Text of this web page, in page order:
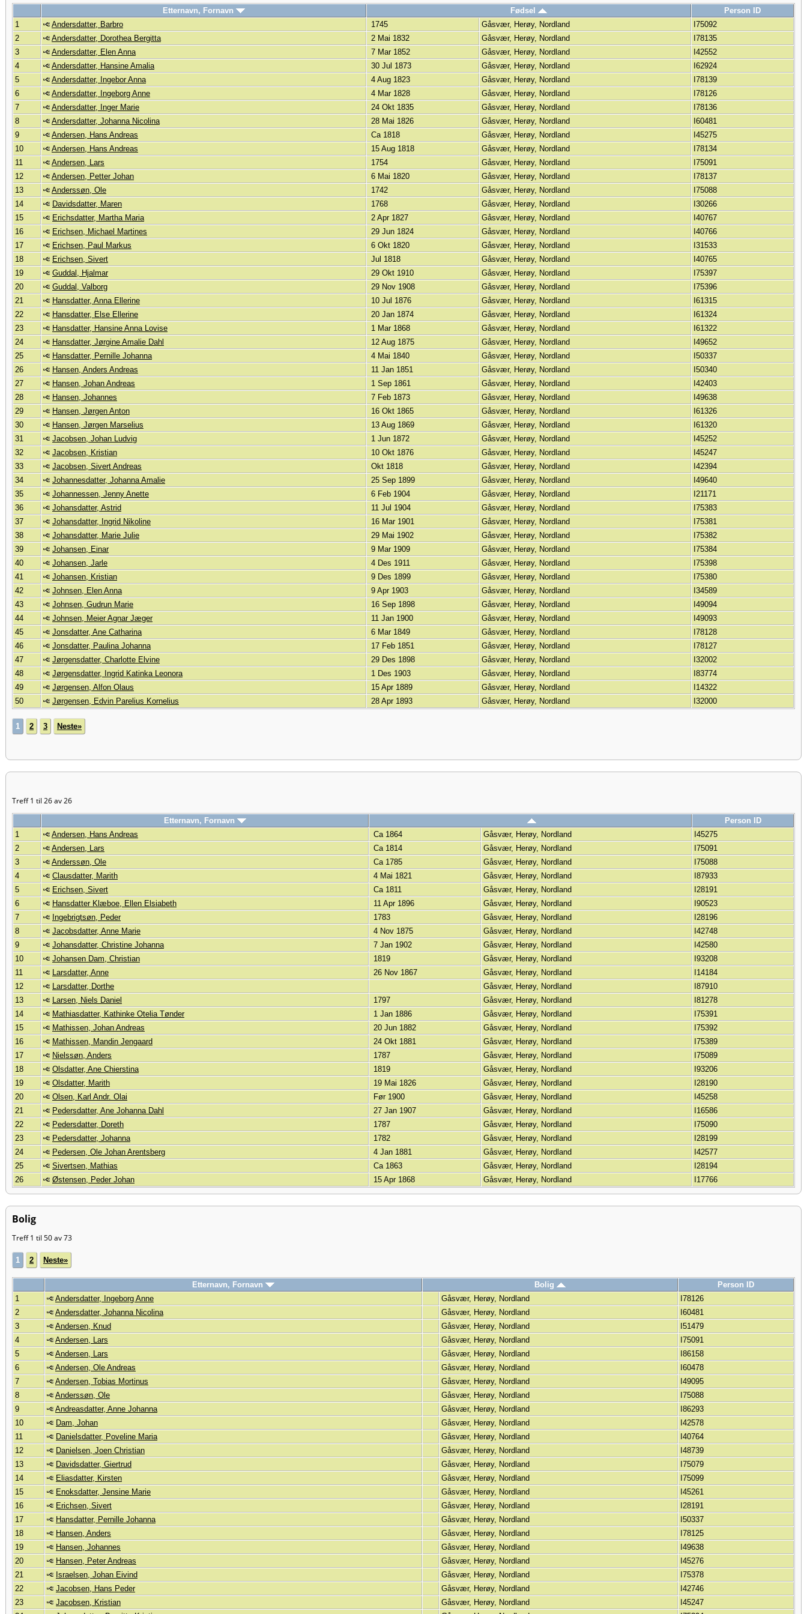
Etternavn, Fornavn Fødsel
Person ID
1
Andersdatter, Barbro 1745 Gåsvær, Herøy, Nordland
I75092
2
Andersdatter, Dorothea Bergitta 2 Mai 1832 Gåsvær, Herøy, Nordland
I78135
3
Andersdatter, Elen Anna 7 Mar 1852 Gåsvær, Herøy, Nordland
I42552
4
Andersdatter, Hansine Amalia 30 Jul 1873 Gåsvær, Herøy, Nordland
I62924
5
Andersdatter, Ingebor Anna 4 Aug 1823 Gåsvær, Herøy, Nordland
I78139
6
Andersdatter, Ingeborg Anne 4 Mar 1828 Gåsvær, Herøy, Nordland
I78126
7
Andersdatter, Inger Marie 24 Okt 1835 Gåsvær, Herøy, Nordland
I78136
8
Andersdatter, Johanna Nicolina 28 Mai 1826 Gåsvær, Herøy, Nordland
I60481
9
Andersen, Hans Andreas Ca 1818 Gåsvær, Herøy, Nordland
I45275
10
Andersen, Hans Andreas 15 Aug 1818 Gåsvær, Herøy, Nordland
I78134
11
Andersen, Lars 1754 Gåsvær, Herøy, Nordland
I75091
12
Andersen, Petter Johan 6 Mai 1820 Gåsvær, Herøy, Nordland
I78137
13
Anderssøn, Ole 1742 Gåsvær, Herøy, Nordland
I75088
14
Davidsdatter, Maren 1768 Gåsvær, Herøy, Nordland
I30266
15
Erichsdatter, Martha Maria 2 Apr 1827 Gåsvær, Herøy, Nordland
I40767
16
Erichsen, Michael Martines 29 Jun 1824 Gåsvær, Herøy, Nordland
I40766
17
Erichsen, Paul Markus 6 Okt 1820 Gåsvær, Herøy, Nordland
I31533
18
Erichsen, Sivert Jul 1818 Gåsvær, Herøy, Nordland
I40765
19
Guddal, Hjalmar 29 Okt 1910 Gåsvær, Herøy, Nordland
I75397
20
Guddal, Valborg 29 Nov 1908 Gåsvær, Herøy, Nordland
I75396
21
Hansdatter, Anna Ellerine 10 Jul 1876 Gåsvær, Herøy, Nordland
I61315
22
Hansdatter, Else Ellerine 20 Jan 1874 Gåsvær, Herøy, Nordland
I61324
23
Hansdatter, Hansine Anna Lovise 1 Mar 1868 Gåsvær, Herøy, Nordland
I61322
24
Hansdatter, Jørgine Amalie Dahl 12 Aug 1875 Gåsvær, Herøy, Nordland
I49652
25
Hansdatter, Pernille Johanna 4 Mai 1840 Gåsvær, Herøy, Nordland
I50337
26
Hansen, Anders Andreas 11 Jan 1851 Gåsvær, Herøy, Nordland
I50340
27
Hansen, Johan Andreas 1 Sep 1861 Gåsvær, Herøy, Nordland
I42403
28
Hansen, Johannes 7 Feb 1873 Gåsvær, Herøy, Nordland
I49638
29
Hansen, Jørgen Anton 16 Okt 1865 Gåsvær, Herøy, Nordland
I61326
30
Hansen, Jørgen Marselius 13 Aug 1869 Gåsvær, Herøy, Nordland
I61320
31
Jacobsen, Johan Ludvig 1 Jun 1872 Gåsvær, Herøy, Nordland
I45252
32
Jacobsen, Kristian 10 Okt 1876 Gåsvær, Herøy, Nordland
I45247
33
Jacobsen, Sivert Andreas Okt 1818 Gåsvær, Herøy, Nordland
I42394
34
Johannesdatter, Johanna Amalie 25 Sep 1899 Gåsvær, Herøy, Nordland
I49640
35
Johannessen, Jenny Anette 6 Feb 1904 Gåsvær, Herøy, Nordland
I21171
36
Johansdatter, Astrid 11 Jul 1904 Gåsvær, Herøy, Nordland
I75383
37
Johansdatter, Ingrid Nikoline 16 Mar 1901 Gåsvær, Herøy, Nordland
I75381
38
Johansdatter, Marie Julie 29 Mai 1902 Gåsvær, Herøy, Nordland
I75382
39
Johansen, Einar 9 Mar 1909 Gåsvær, Herøy, Nordland
I75384
40
Johansen, Jarle 4 Des 1911 Gåsvær, Herøy, Nordland
I75398
41
Johansen, Kristian 9 Des 1899 Gåsvær, Herøy, Nordland
I75380
42
Johnsen, Elen Anna 9 Apr 1903 Gåsvær, Herøy, Nordland
I34589
43
Johnsen, Gudrun Marie 16 Sep 1898 Gåsvær, Herøy, Nordland
I49094
44
Johnsen, Meier Agnar Jæger 11 Jan 1900 Gåsvær, Herøy, Nordland
I49093
45
Jonsdatter, Ane Catharina 6 Mar 1849 Gåsvær, Herøy, Nordland
I78128
46
Jonsdatter, Paulina Johanna 17 Feb 1851 Gåsvær, Herøy, Nordland
I78127
47
Jørgensdatter, Charlotte Elvine 29 Des 1898 Gåsvær, Herøy, Nordland
I32002
48
Jørgensdatter, Ingrid Katinka Leonora 1 Des 1903 Gåsvær, Herøy, Nordland
I83774
49
Jørgensen, Alfon Olaus 15 Apr 1889 Gåsvær, Herøy, Nordland
I14322
50
Jørgensen, Edvin Parelius Kornelius 28 Apr 1893 Gåsvær, Herøy, Nordland I32000
1 2 3 Neste»
Treff 1 til 26 av 26
Etternavn, Fornavn
Person ID
1
Andersen, Hans Andreas Ca 1864 Gåsvær, Herøy, Nordland
I45275
2
Andersen, Lars Ca 1814 Gåsvær, Herøy, Nordland
I75091
3
Anderssøn, Ole Ca 1785 Gåsvær, Herøy, Nordland
I75088
4
Clausdatter, Marith 4 Mai 1821 Gåsvær, Herøy, Nordland
I87933
5
Erichsen, Sivert Ca 1811 Gåsvær, Herøy, Nordland
I28191
6
Hansdatter Klæboe, Ellen Elsiabeth 11 Apr 1896 Gåsvær, Herøy, Nordland
I90523
7
Ingebrigtsøn, Peder 1783 Gåsvær, Herøy, Nordland
I28196
8
Jacobsdatter, Anne Marie 4 Nov 1875 Gåsvær, Herøy, Nordland
I42748
9
Johansdatter, Christine Johanna 7 Jan 1902 Gåsvær, Herøy, Nordland
I42580
10
Johansen Dam, Christian 1819 Gåsvær, Herøy, Nordland
I93208
11
Larsdatter, Anne 26 Nov 1867 Gåsvær, Herøy, Nordland
I14184
12
Larsdatter, Dorthe Gåsvær, Herøy, Nordland
I87910
13
Larsen, Niels Daniel 1797 Gåsvær, Herøy, Nordland
I81278
14
Mathiasdatter, Kathinke Otelia Tønder 1 Jan 1886 Gåsvær, Herøy, Nordland
I75391
15
Mathissen, Johan Andreas 20 Jun 1882 Gåsvær, Herøy, Nordland
I75392
16
Mathissen, Mandin Jengaard 24 Okt 1881 Gåsvær, Herøy, Nordland
I75389
17
Nielssøn, Anders 1787 Gåsvær, Herøy, Nordland
I75089
18
Olsdatter, Ane Chierstina 1819 Gåsvær, Herøy, Nordland
I93206
19
Olsdatter, Marith 19 Mai 1826 Gåsvær, Herøy, Nordland
I28190
20
Olsen, Karl Andr. Olai Før 1900 Gåsvær, Herøy, Nordland
I45258
21
Pedersdatter, Ane Johanna Dahl 27 Jan 1907 Gåsvær, Herøy, Nordland
I16586
22
Pedersdatter, Doreth 1787 Gåsvær, Herøy, Nordland
I75090
23
Pedersdatter, Johanna 1782 Gåsvær, Herøy, Nordland
I28199
24
Pedersen, Ole Johan Arentsberg 4 Jan 1881 Gåsvær, Herøy, Nordland
I42577
25
Sivertsen, Mathias Ca 1863 Gåsvær, Herøy, Nordland
I28194
26
Østensen, Peder Johan 15 Apr 1868 Gåsvær, Herøy, Nordland I17766
Bolig
Treff 1 til 50 av 73
1 2 Neste»
Etternavn, Fornavn Bolig
Person ID
1
Andersdatter, Ingeborg Anne Gåsvær, Herøy, Nordland
I78126
2
Andersdatter, Johanna Nicolina Gåsvær, Herøy, Nordland
I60481
3
Andersen, Knud Gåsvær, Herøy, Nordland
I51479
4
Andersen, Lars Gåsvær, Herøy, Nordland
I75091
5
Andersen, Lars Gåsvær, Herøy, Nordland
I86158
6
Andersen, Ole Andreas Gåsvær, Herøy, Nordland
I60478
7
Andersen, Tobias Mortinus Gåsvær, Herøy, Nordland
I49095
8
Anderssøn, Ole Gåsvær, Herøy, Nordland
I75088
9
Andreasdatter, Anne Johanna Gåsvær, Herøy, Nordland
I86293
10
Dam, Johan Gåsvær, Herøy, Nordland
I42578
11
Danielsdatter, Poveline Maria Gåsvær, Herøy, Nordland
I40764
12
Danielsen, Joen Christian Gåsvær, Herøy, Nordland
I48739
13
Davidsdatter, Giertrud Gåsvær, Herøy, Nordland
I75079
14
Eliasdatter, Kirsten Gåsvær, Herøy, Nordland
I75099
15
Enoksdatter, Jensine Marie Gåsvær, Herøy, Nordland
I45261
16
Erichsen, Sivert Gåsvær, Herøy, Nordland
I28191
17
Hansdatter, Pernille Johanna Gåsvær, Herøy, Nordland
I50337
18
Hansen, Anders Gåsvær, Herøy, Nordland
I78125
19
Hansen, Johannes Gåsvær, Herøy, Nordland
I49638
20
Hansen, Peter Andreas Gåsvær, Herøy, Nordland
I45276
21
Israelsen, Johan Eivind Gåsvær, Herøy, Nordland
I75378
22
Jacobsen, Hans Peder Gåsvær, Herøy, Nordland
I42746
23
Jacobsen, Kristian Gåsvær, Herøy, Nordland
I45247